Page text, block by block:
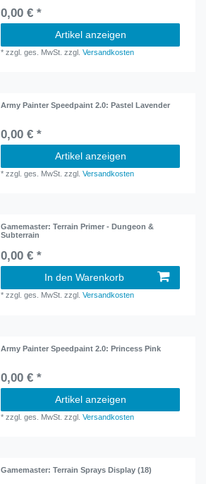
0,00 € *
Artikel anzeigen
*zzgl. ges. MwSt. zzgl.Versandkosten
Army Painter Speedpaint 2.0: Pastel Lavender
0,00 € *
Artikel anzeigen
*zzgl. ges. MwSt. zzgl.Versandkosten
Gamemaster: Terrain Primer - Dungeon &
Subterrain
0,00 € *
In den Warenkorb
*zzgl. ges. MwSt. zzgl.Versandkosten
Army Painter Speedpaint 2.0: Princess Pink
0,00 € *
Artikel anzeigen
*zzgl. ges. MwSt. zzgl.Versandkosten
Gamemaster: Terrain Sprays Display (18)